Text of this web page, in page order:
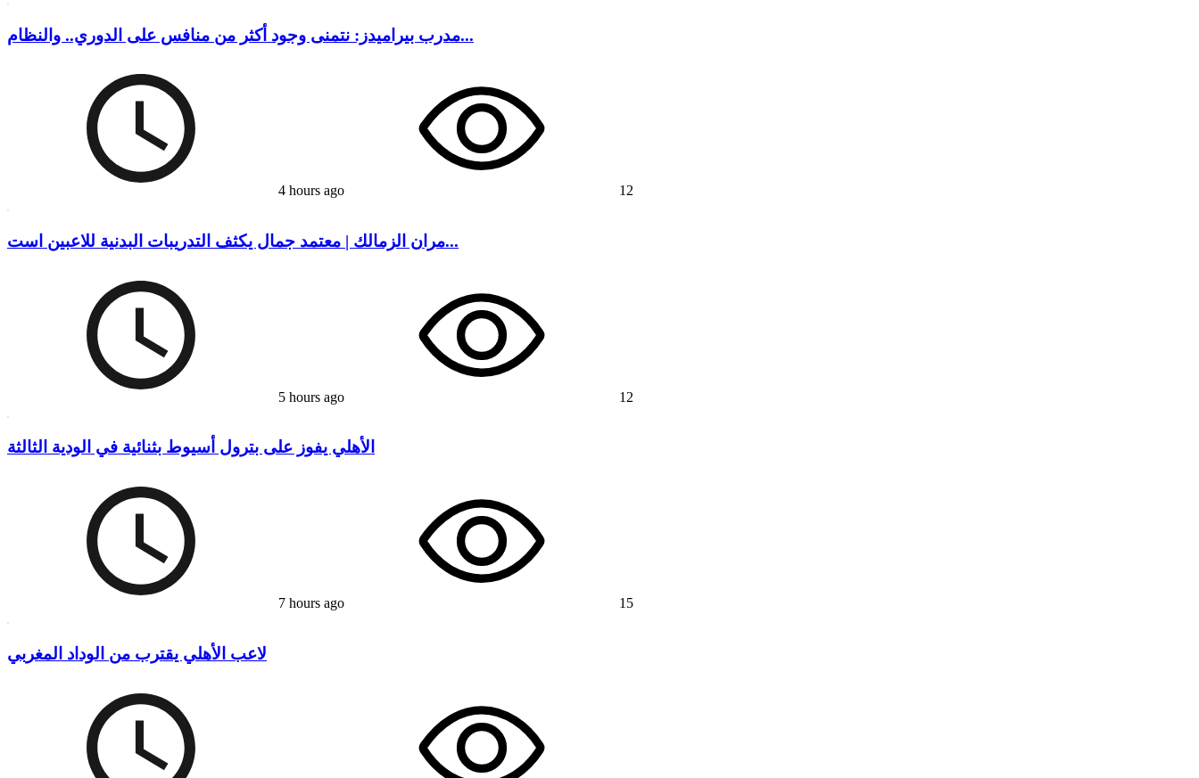
مدرب بيراميدز: نتمنى وجود أكثر من منافس على الدوري.. والنظام...
4 hours ago 12
مران الزمالك | معتمد جمال يكثف التدريبات البدنية للاعبين است...
5 hours ago 12
الأهلي يفوز على بترول أسيوط بثنائية في الودية الثالثة
7 hours ago 15
لاعب الأهلي يقترب من الوداد المغربي